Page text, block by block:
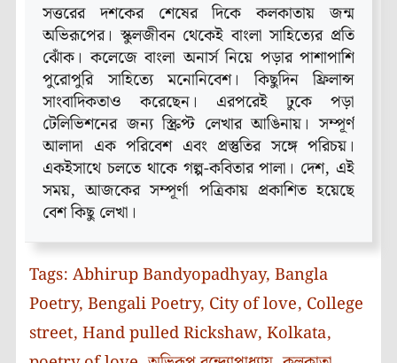
সত্তরের দশকের শেষের দিকে কলকাতায় জন্ম
অভিরূপের। স্কুলজীবন থেকেই বাংলা সাহিত্যের প্রতি
ঝোঁক। কলেজে বাংলা অনার্স নিয়ে পড়ার পাশাপাশি
পুরোপুরি সাহিত্যে মনোনিবেশ। কিছুদিন ফ্রিলান্স
সাংবাদিকতাও করেছেন। এরপরেই ঢুকে পড়া
টেলিভিশনের জন্য স্ক্রিপ্ট লেখার আঙিনায়। সম্পূর্ণ
আলাদা এক পরিবেশ এবং প্রস্তুতির সঙ্গে পরিচয়।
একইসাথে চলতে থাকে গল্প-কবিতার পালা। দেশ, এই
সময়, আজকের সম্পূর্ণা পত্রিকায় প্রকাশিত হয়েছে
বেশ কিছু লেখা।
Tags: Abhirup Bandyopadhyay, Bangla
Poetry, Bengali Poetry, City of love, College
street, Hand pulled Rickshaw, Kolkata,